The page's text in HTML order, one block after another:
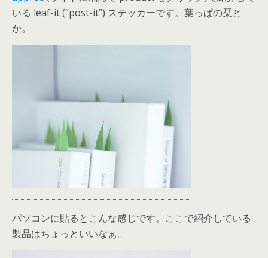
いる leaf-it (“post-it”) ステッカーです。葉っぱの栞と
か。
パソコンに貼るとこんな感じです。ここで紹介している
製品はちょっといいなぁ。